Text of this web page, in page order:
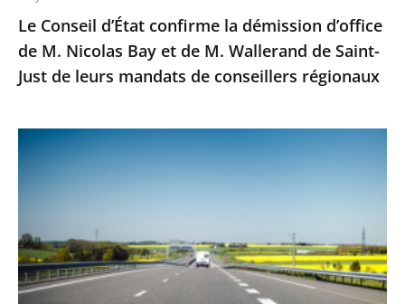
de
M.
Wallerand
Saint-
Just
mandats
de
conseillers
Le Conseil d’État confirme la démission d’office
de M. Nicolas Bay et de M. Wallerand de Saint-
Just de leurs mandats de conseillers régionaux
Autoroute
sur
un
litige